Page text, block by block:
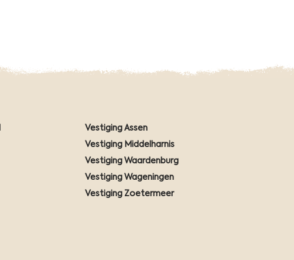
Vestiging Assen
Vestiging Middelharnis
Vestiging Waardenburg
Vestiging Wageningen
Vestiging Zoetermeer